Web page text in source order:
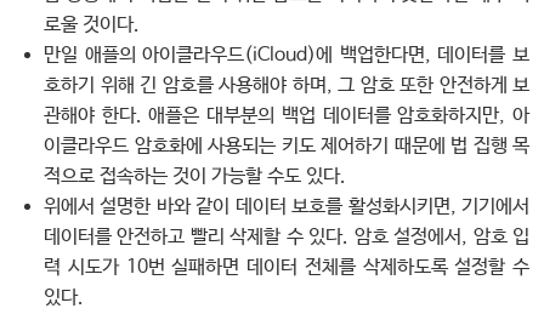
로울 것이다.
만일 애플의 아이클라우드(iCloud)에 백업한다면, 데이터를 보
호하기 위해 긴 암호를 사용해야 하며, 그 암호 또한 안전하게 보
관해야 한다. 애플은 대부분의 백업 데이터를 암호화하지만, 아
이클라우드 암호화에 사용되는 키도 제어하기 때문에 법 집행 목
적으로 접속하는 것이 가능할 수도 있다.
위에서 설명한 바와 같이 데이터 보호를 활성화시키면, 기기에서
데이터를 안전하고 빨리 삭제할 수 있다. 암호 설정에서, 암호 입
력 시도가 10번 실패하면 데이터 전체를 삭제하도록 설정할 수
있다.